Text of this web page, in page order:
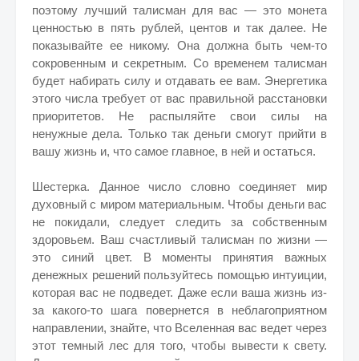
поэтому лучший талисман для вас — это монета
ценностью в пять рублей, центов и так далее. Не
показывайте ее никому. Она должна быть чем-то
сокровенным и секретным. Со временем талисман
будет набирать силу и отдавать ее вам. Энергетика
этого числа требует от вас правильной расстановки
приоритетов. Не распыляйте свои силы на
ненужные дела. Только так деньги смогут прийти в
вашу жизнь и, что самое главное, в ней и остаться.
Шестерка. Данное число словно соединяет мир
духовный с миром материальным. Чтобы деньги вас
не покидали, следует следить за собственным
здоровьем. Ваш счастливый талисман по жизни —
это синий цвет. В моменты принятия важных
денежных решений пользуйтесь помощью интуиции,
которая вас не подведет. Даже если ваша жизнь из-
за какого-то шага повернется в неблагоприятном
направлении, знайте, что Вселенная вас ведет через
этот темный лес для того, чтобы вывести к свету.